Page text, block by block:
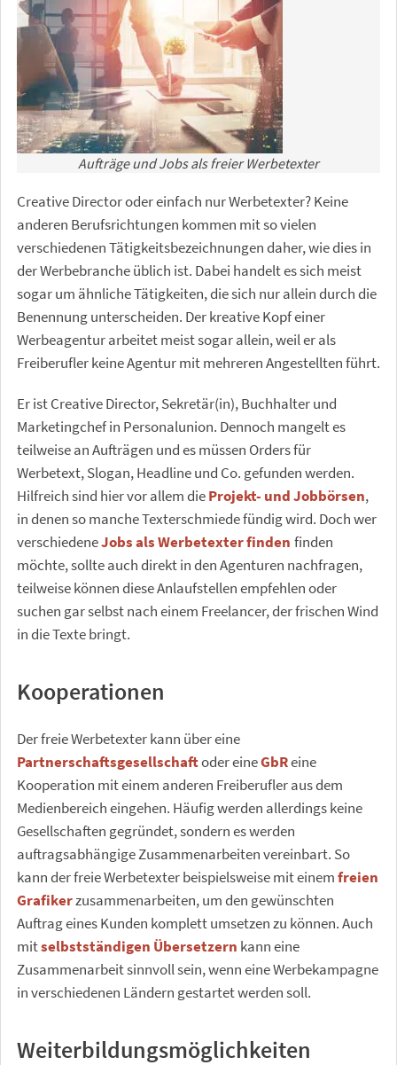
Aufträge und Jobs als freier Werbetexter
Creative Director oder einfach nur Werbetexter? Keine
anderen Berufsrichtungen kommen mit so vielen
verschiedenen Tätigkeitsbezeichnungen daher, wie dies in
der Werbebranche üblich ist. Dabei handelt es sich meist
sogar um ähnliche Tätigkeiten, die sich nur allein durch die
Benennung unterscheiden. Der kreative Kopf einer
Werbeagentur arbeitet meist sogar allein, weil er als
Freiberufler keine Agentur mit mehreren Angestellten führt.
Er ist Creative Director, Sekretär(in), Buchhalter und
Marketingchef in Personalunion. Dennoch mangelt es
teilweise an Aufträgen und es müssen Orders für
Werbetext, Slogan, Headline und Co. gefunden werden.
Hilfreich sind hier vor allem dieProjekt- und Jobbörsen,
in denen so manche Texterschmiede fündig wird. Doch wer
verschiedeneJobs als Werbetexter finden finden
möchte, sollte auch direkt in den Agenturen nachfragen,
teilweise können diese Anlaufstellen empfehlen oder
suchen gar selbst nach einem Freelancer, der frischen Wind
in die Texte bringt.
Kooperationen
Der freie Werbetexter kann über eine
Partnerschaftsgesellschaftoder eineGbReine
Kooperation mit einem anderen Freiberufler aus dem
Medienbereich eingehen. Häufig werden allerdings keine
Gesellschaften gegründet, sondern es werden
auftragsabhängige Zusammenarbeiten vereinbart. So
kann der freie Werbetexter beispielsweise mit einemfreien
Grafikerzusammenarbeiten, um den gewünschten
Auftrag eines Kunden komplett umsetzen zu können. Auch
mitselbstständigen Übersetzern kann eine
Zusammenarbeit sinnvoll sein, wenn eine Werbekampagne
in verschiedenen Ländern gestartet werden soll.
Weiterbildungsmöglichkeiten